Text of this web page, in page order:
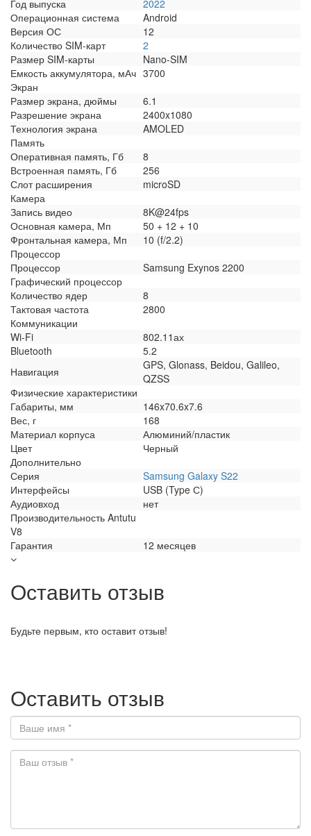
Год выпуска
2022
Операционная система
Android
Версия ОС
12
Количество SIM-карт
2
Размер SIM-карты
Nano-SIM
Емкость аккумулятора, мАч 3700
Экран
Размер экрана, дюймы
6.1
Разрешение экрана
2400x1080
Технология экрана
AMOLED
Память
Оперативная память, Гб
8
Встроенная память, Гб
256
Слот расширения
microSD
Камера
Запись видео
8K@24fps
Основная камера, Мп
50 + 12 + 10
Фронтальная камера, Мп
10 (f/2.2)
Процессор
Процессор
Samsung Exynos 2200
Графический процессор
Количество ядер
8
Тактовая частота
2800
Коммуникации
Wi-Fi
802.11ах
Bluetooth
5.2
Навигация
GPS, Glonass, Beidou, Galileo,
QZSS
Физические характеристики
Габариты, мм
146x70.6x7.6
Вес, г
168
Материал корпуса
Алюминий/пластик
Цвет
Черный
Дополнительно
Серия
Samsung Galaxy S22
Интерфейсы
USB (Type С)
Аудиовход
нет
Производительность Antutu
V8
Гарантия
12 месяцев
Оставить отзыв
Будьте первым, кто оставит отзыв!
Оставить отзыв